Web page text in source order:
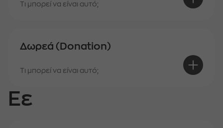
Τι μπορεί να είναι αυτό;
Δωρεά (Donation)
Τι μπορεί να είναι αυτό;
Εε